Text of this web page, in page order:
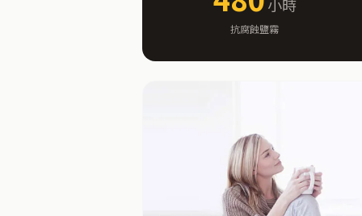
小時
抗腐蝕鹽霧